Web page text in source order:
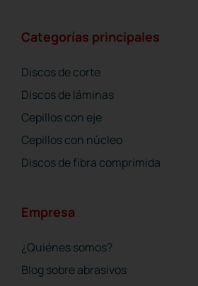
Categorías principales
Discos de corte
Discos de láminas
Cepillos con eje
Cepillos con núcleo
Discos de fibra comprimida
Empresa
¿Quiénes somos?
Blog sobre abrasivos